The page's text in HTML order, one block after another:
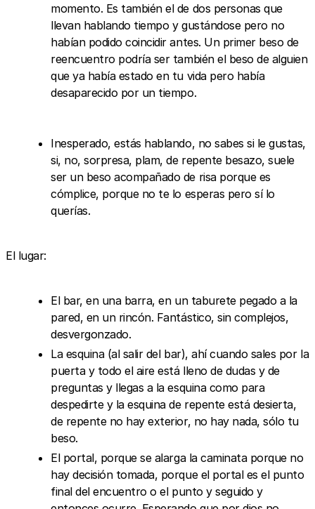
momento. Es también el de dos personas que
llevan hablando tiempo y gustándose pero no
habían podido coincidir antes. Un primer beso de
reencuentro podría ser también el beso de alguien
que ya había estado en tu vida pero había
desaparecido por un tiempo.
Inesperado, estás hablando, no sabes si le gustas,
si, no, sorpresa, plam, de repente besazo, suele
ser un beso acompañado de risa porque es
cómplice, porque no te lo esperas pero sí lo
querías.
El lugar:
El bar, en una barra, en un taburete pegado a la
pared, en un rincón. Fantástico, sin complejos,
desvergonzado.
La esquina (al salir del bar), ahí cuando sales por la
puerta y todo el aire está lleno de dudas y de
preguntas y llegas a la esquina como para
despedirte y la esquina de repente está desierta,
de repente no hay exterior, no hay nada, sólo tu
beso.
El portal, porque se alarga la caminata porque no
hay decisión tomada, porque el portal es el punto
final del encuentro o el punto y seguido y